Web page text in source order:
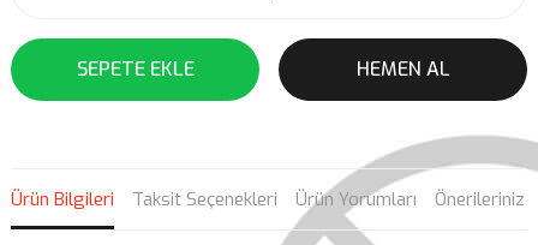
SEPETE EKLE HEMEN AL
Ürün Bilgileri Taksit Seçenekleri Ürün Yorumları Önerileriniz